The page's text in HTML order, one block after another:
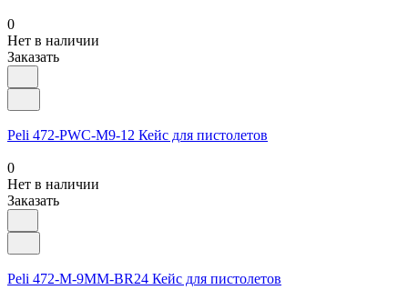
0
Нет в наличии
Заказать
Peli 472-PWC-M9-12 Кейс для пистолетов
0
Нет в наличии
Заказать
Peli 472-M-9MM-BR24 Кейс для пистолетов